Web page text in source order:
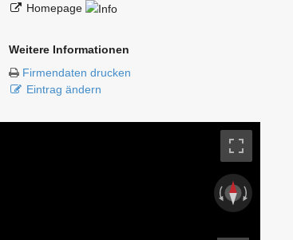
Homepage
Weitere Informationen
Firmendaten drucken
Eintrag ändern